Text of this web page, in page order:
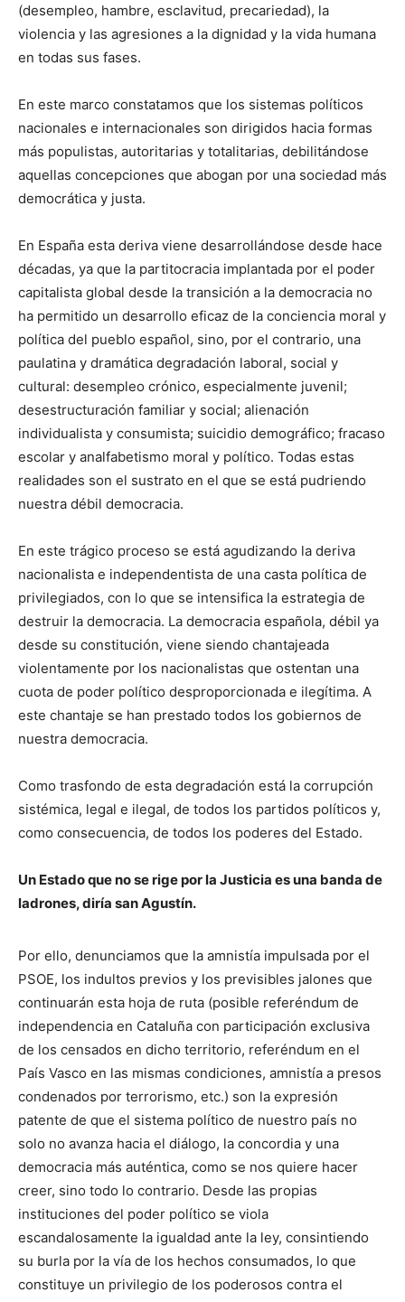
(desempleo, hambre, esclavitud, precariedad), la
violencia y las agresiones a la dignidad y la vida humana
en todas sus fases.
En este marco constatamos que los sistemas políticos
nacionales e internacionales son dirigidos hacia formas
más populistas, autoritarias y totalitarias, debilitándose
aquellas concepciones que abogan por una sociedad más
democrática y justa.
En España esta deriva viene desarrollándose desde hace
décadas, ya que la partitocracia implantada por el poder
capitalista global desde la transición a la democracia no
ha permitido un desarrollo eficaz de la conciencia moral y
política del pueblo español, sino, por el contrario, una
paulatina y dramática degradación laboral, social y
cultural: desempleo crónico, especialmente juvenil;
desestructuración familiar y social; alienación
individualista y consumista; suicidio demográfico; fracaso
escolar y analfabetismo moral y político. Todas estas
realidades son el sustrato en el que se está pudriendo
nuestra débil democracia.
En este trágico proceso se está agudizando la deriva
nacionalista e independentista de una casta política de
privilegiados, con lo que se intensifica la estrategia de
destruir la democracia. La democracia española, débil ya
desde su constitución, viene siendo chantajeada
violentamente por los nacionalistas que ostentan una
cuota de poder político desproporcionada e ilegítima. A
este chantaje se han prestado todos los gobiernos de
nuestra democracia.
Como trasfondo de esta degradación está la corrupción
sistémica, legal e ilegal, de todos los partidos políticos y,
como consecuencia, de todos los poderes del Estado.
Un Estado que no se rige por la Justicia es una banda de
ladrones, diría san Agustín.
Por ello, denunciamos que la amnistía impulsada por el
PSOE, los indultos previos y los previsibles jalones que
continuarán esta hoja de ruta (posible referéndum de
independencia en Cataluña con participación exclusiva
de los censados en dicho territorio, referéndum en el
País Vasco en las mismas condiciones, amnistía a presos
condenados por terrorismo, etc.) son la expresión
patente de que el sistema político de nuestro país no
solo no avanza hacia el diálogo, la concordia y una
democracia más auténtica, como se nos quiere hacer
creer, sino todo lo contrario. Desde las propias
instituciones del poder político se viola
escandalosamente la igualdad ante la ley, consintiendo
su burla por la vía de los hechos consumados, lo que
constituye un privilegio de los poderosos contra el